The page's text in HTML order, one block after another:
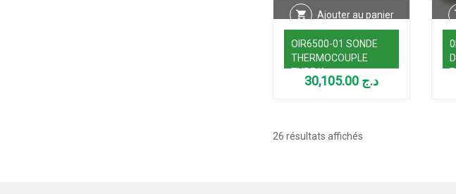
Ajouter au panier
OIR6500-01 SONDE
THERMOCOUPLE
TYPE K
د.ج
26 résultats affichés